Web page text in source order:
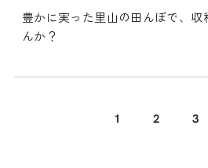
豊かに実った里山の田んぼで、
んか？
1 2 3